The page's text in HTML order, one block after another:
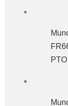
PTO